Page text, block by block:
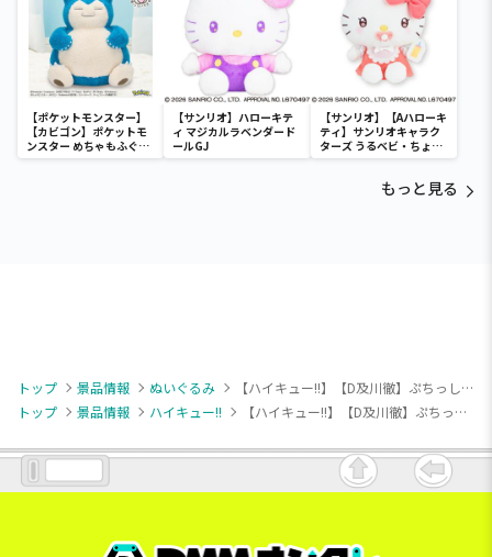
【ポケットモンスター】
【カビゴン】ポケットモ
ンスター めちゃもふぐっ
と ほっこりいやされぬい
【サンリオ】ハローキテ
ィ マジカルラベンダード
ールGJ
【サンリオ】【Aハローキ
ティ】サンリオキャラク
ターズ うるベビ・ちょい
デカドール
もっと見る
トップ 景品情報 ぬいぐるみ
【ハイキュー!!】【D及川徹】ぷちっしゅ！ ハイキュー!! vol.1
トップ
景品情報 ハイキュー!! 【ハイキュー!!】【D及川徹】ぷちっしゅ！ ハイキュー!! vol.1